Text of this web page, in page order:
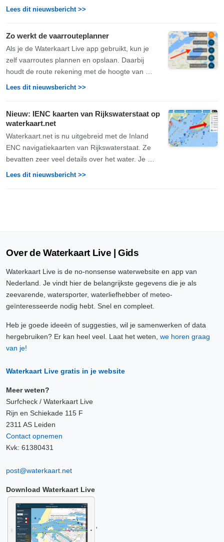
Lees dit nieuwsbericht >>
Zo werkt de vaarrouteplanner
Als je de Waterkaart Live app gebruikt, kun je
zelf vaarroutes plannen en opslaan. Daarbij
houdt de route rekening met de hoogte van …
Lees dit nieuwsbericht >>
Nieuw: IENC kaarten van Rijkswaterstaat op
waterkaart.net
Waterkaart.net is nu uitgebreid met de Inland
ENC navigatiekaarten van Rijkswaterstaat. Ze
bevatten zeer veel details over het water. Je …
Lees dit nieuwsbericht >>
Over de Waterkaart Live | Gids
Waterkaart Live is de no-nonsense waterwebsite en app van
Nederland. Je vindt hier de belangrijkste gegevens die je als
zeevarende, watersporter, waterliefhebber of meteo-
geïnteresseerde nodig hebt. Snel en compleet.
Heb je goede ideeën of suggesties, wil je samenwerken of data
hergebruiken? Er kan heel veel. Laat het weten, we horen graag
van je!
Waterkaart Live gratis in je website
Meer weten?
Surfcheck / Waterkaart Live
Rijn en Schiekade 115 F
2311 AS Leiden
Contact opnemen
Kvk: 61380431
post@waterkaart.net
Download Waterkaart Live
'